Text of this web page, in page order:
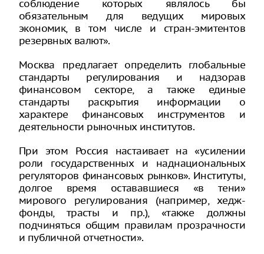
соблюдение которых являлось бы
обязательным для ведущих мировых
экономик, в том числе и стран-эмитентов
резервных валют».
Москва предлагает определить глобальные
стандарты регулирования и надзорав
финансовом секторе, а также единые
стандарты раскрытия информации о
характере финансовых инструментов и
деятельности рыночных институтов.
При этом Россия настаивает на «усилении
роли государственных и наднациональных
регуляторов финансовых рынков». Институты,
долгое время остававшиеся «в тени»
мирового регулирования (например, хедж-
фонды, трасты и пр.), «также должны
подчиняться общим правилам прозрачности
и публичной отчетности».